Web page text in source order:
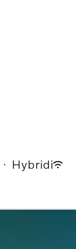
· Hybridi